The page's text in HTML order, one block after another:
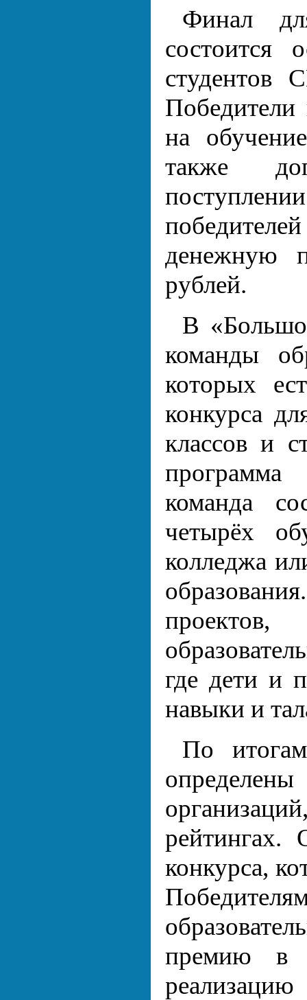
Финал
на
также
денежную
рублей.
В
команды
которых
конкурса
классов и
команда
четырёх
колледжа
проектов,
где дети и
навыки и
По
рейтингах.
конкурса,
премию в